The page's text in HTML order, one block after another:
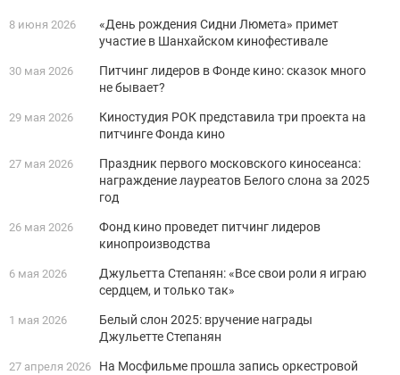
8 июня 2026
«День рождения Сидни Люмета» примет
участие в Шанхайском кинофестивале
30 мая 2026
Питчинг лидеров в Фонде кино: сказок много
не бывает?
29 мая 2026
Киностудия РОК представила три проекта на
питчинге Фонда кино
27 мая 2026
Праздник первого московского киносеанса:
награждение лауреатов Белого слона за 2025
год
26 мая 2026
Фонд кино проведет питчинг лидеров
кинопроизводства
6 мая 2026
Джульетта Степанян: «Все свои роли я играю
сердцем, и только так»
1 мая 2026
Белый слон 2025: вручение награды
Джульетте Степанян
27 апреля 2026
На Мосфильме прошла запись оркестровой